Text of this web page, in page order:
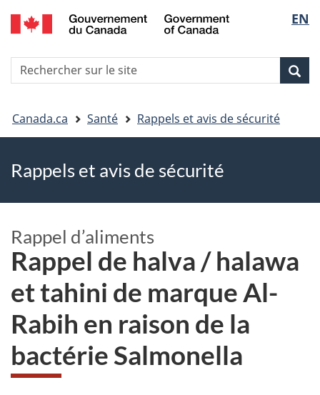
Skip
to
Skip
to
Passer
à
HTML
de
la
EN
Recherche
Vous
êtes
ici
Canada.ca Santé Rappels et avis de sécurité
Rappels et avis de sécurité
Rappel d’aliments
Rappel de halva / halawa
et tahini de marque Al-
Rabih en raison de la
bactérie Salmonella